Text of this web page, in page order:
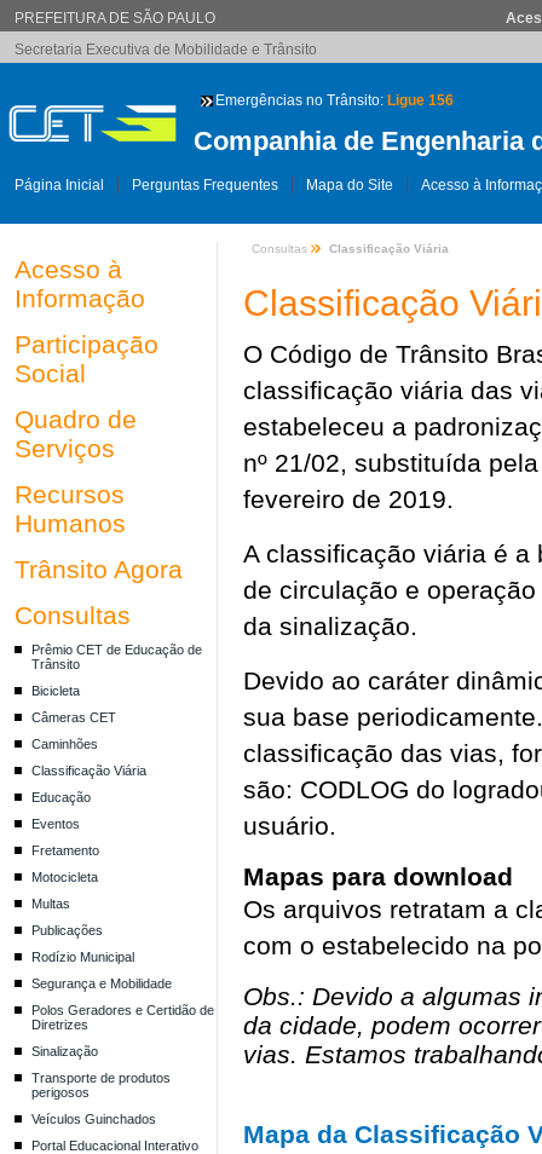
PREFEITURA DE SÃO PAULO
Secretaria Executiva de Mobilidade e Trânsito
Emergências no Trânsito: Ligue 156
Companhia de Engenharia
Página Inicial Perguntas Frequentes Mapa do Site Acesso à
Acesso à
Informação
Participação
Social
Quadro de
Serviços
Recursos
Humanos
Trânsito Agora
Consultas
Prêmio CET de Educação de
Trânsito
Bicicleta
Câmeras CET
Caminhões
Classificação Viária
Educação
Eventos
Fretamento
Motocicleta
Multas
Publicações
Rodízio Municipal
Segurança e Mobilidade
Polos Geradores e Certidão de
Diretrizes
Sinalização
Transporte de produtos
perigosos
Veículos Guinchados
Portal Educacional Interativo
Consultas Classificação Viária
Classificação
O Código de Trânsito
classificação viária das
estabeleceu a
nº 21/02, substituída
fevereiro de 2019.
A classificação viária é a
de circulação e
da sinalização.
Devido ao caráter
sua base
classificação das vias,
são: CODLOG do
usuário.
Mapas para download
Os arquivos retratam a
com o estabelecido na
Obs.: Devido a algumas
da cidade, podem
vias. Estamos
Mapa da Classificação